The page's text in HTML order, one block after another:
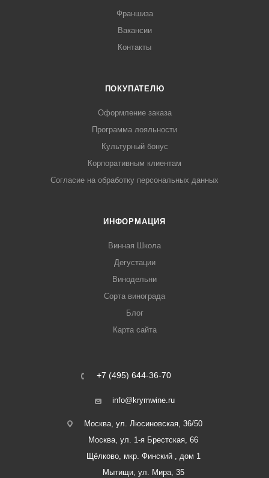
Франшиза
Вакансии
Контакты
ПОКУПАТЕЛЮ
Оформление заказа
Программа лояльности
Культурный бонус
Корпоративным клиентам
Согласие на обработку персональных данных
ИНФОРМАЦИЯ
Винная Школа
Дегустации
Винодельни
Сорта винограда
Блог
Карта сайта
+7 (495) 644-36-70
info@krymwine.ru
Москва, ул. Люсиновская, 36/50
Москва, ул. 1-я Брестская, 66
Щёлково, мкр. Финский , дом 1
Мытищи, ул. Мира, 35